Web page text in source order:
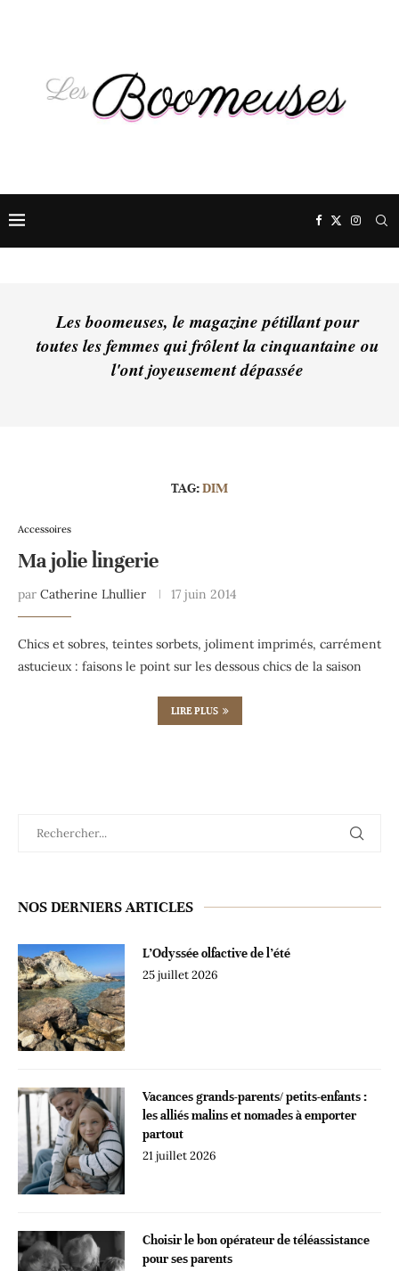
Les boomeuses, le magazine pétillant pour
toutes les femmes qui frôlent la cinquantaine ou
l'ont joyeusement dépassée
TAG:DIM
Accessoires
Ma jolie lingerie
par Catherine Lhullier 17 juin 2014
Chics et sobres, teintes sorbets, joliment imprimés, carrément
astucieux : faisons le point sur les dessous chics de la saison
LIRE PLUS
NOS DERNIERS ARTICLES
L’Odyssée olfactive de l’été
25 juillet 2026
Vacances grands-parents/ petits-enfants :
les alliés malins et nomades à emporter
partout
21 juillet 2026
Choisir le bon opérateur de téléassistance
pour ses parents